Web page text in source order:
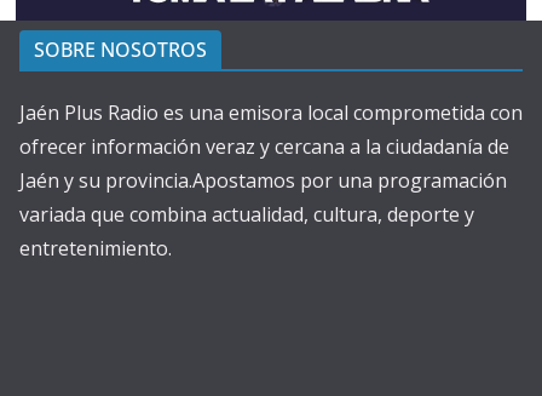
SOBRE NOSOTROS
Jaén Plus Radio es una emisora local comprometida con
ofrecer información veraz y cercana a la ciudadanía de
Jaén y su provincia.Apostamos por una programación
variada que combina actualidad, cultura, deporte y
entretenimiento.